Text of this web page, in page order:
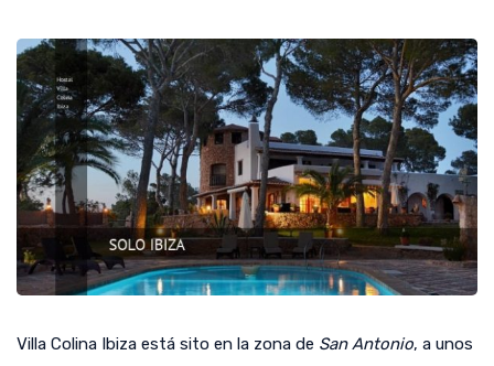
Villa Colina Ibiza está sito en la zona de San Antonio, a unos